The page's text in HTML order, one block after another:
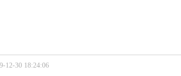
12-30 18:24:06